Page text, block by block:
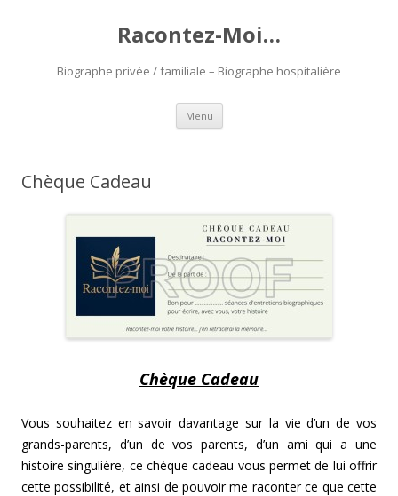
Racontez-Moi…
Biographe privée / familiale – Biographe hospitalière
Menu Aller au contenu principal
Chèque Cadeau
Chèque Cadeau
Vous souhaitez en savoir davantage sur la vie d’un de vos
grands-parents, d’un de vos parents, d’un ami qui a une
histoire singulière, ce chèque cadeau vous permet de lui offrir
cette possibilité, et ainsi de pouvoir me raconter ce que cette